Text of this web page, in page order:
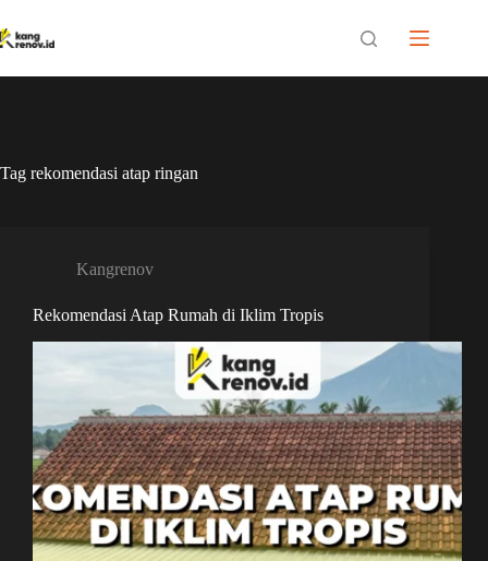
to
content
Tag rekomendasi atap ringan
Kangrenov
Rekomendasi Atap Rumah di Iklim Tropis